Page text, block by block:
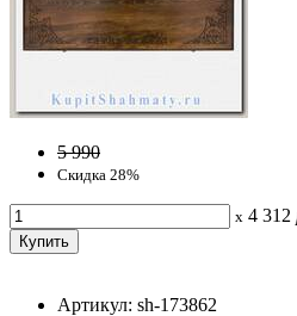
5 990
Скидка 28%
x 4 312
Артикул: sh-173862